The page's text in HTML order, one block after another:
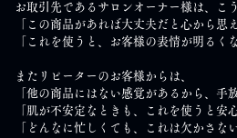
お取引先であるサロンオーナー様は、こ
「この商品があれば大丈夫だと心から思
「これを使うと、お客様の表情が明るく
またリピーターのお客様からは、
「他の商品にはない感覚があるから、手
「肌が不安定なときも、これを使うと安
「どんなに忙しくても、これは欠かさない